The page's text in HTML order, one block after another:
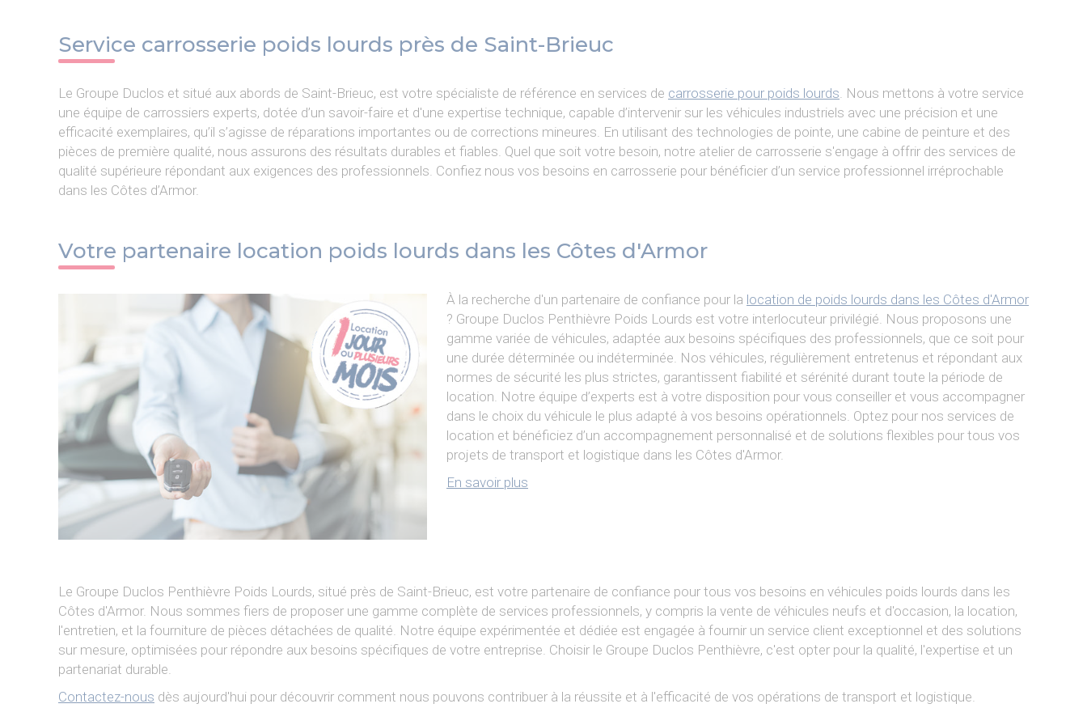
Service carrosserie poids lourds près de Saint-Brieuc
Le Groupe Duclos et situé aux abords de Saint-Brieuc, est votre spécialiste de référence en services de carrosserie pour poids lourds. Nous mettons à votre service
une équipe de carrossiers experts, dotée d’un savoir-faire et d'une expertise technique, capable d’intervenir sur les véhicules industriels avec une précision et une
efficacité exemplaires, qu’il s’agisse de réparations importantes ou de corrections mineures. En utilisant des technologies de pointe, une cabine de peinture et des
pièces de première qualité, nous assurons des résultats durables et fiables. Quel que soit votre besoin, notre atelier de carrosserie s'engage à offrir des services de
qualité supérieure répondant aux exigences des professionnels. Confiez nous vos besoins en carrosserie pour bénéficier d’un service professionnel irréprochable
dans les Côtes d’Armor.
Votre partenaire location poids lourds dans les Côtes d'Armor
À la recherche d'un partenaire de confiance pour la location de poids lourds dans les Côtes d'Armor
? Groupe Duclos Penthièvre Poids Lourds est votre interlocuteur privilégié. Nous proposons une
gamme variée de véhicules, adaptée aux besoins spécifiques des professionnels, que ce soit pour
une durée déterminée ou indéterminée. Nos véhicules, régulièrement entretenus et répondant aux
normes de sécurité les plus strictes, garantissent fiabilité et sérénité durant toute la période de
location. Notre équipe d’experts est à votre disposition pour vous conseiller et vous accompagner
dans le choix du véhicule le plus adapté à vos besoins opérationnels. Optez pour nos services de
location et bénéficiez d’un accompagnement personnalisé et de solutions flexibles pour tous vos
projets de transport et logistique dans les Côtes d'Armor.
En savoir plus
Le Groupe Duclos Penthièvre Poids Lourds, situé près de Saint-Brieuc, est votre partenaire de confiance pour tous vos besoins en véhicules poids lourds dans les
Côtes d'Armor. Nous sommes fiers de proposer une gamme complète de services professionnels, y compris la vente de véhicules neufs et d'occasion, la location,
l'entretien, et la fourniture de pièces détachées de qualité. Notre équipe expérimentée et dédiée est engagée à fournir un service client exceptionnel et des solutions
sur mesure, optimisées pour répondre aux besoins spécifiques de votre entreprise. Choisir le Groupe Duclos Penthièvre, c'est opter pour la qualité, l'expertise et un
partenariat durable.
Contactez-nous dès aujourd'hui pour découvrir comment nous pouvons contribuer à la réussite et à l'efficacité de vos opérations de transport et logistique.